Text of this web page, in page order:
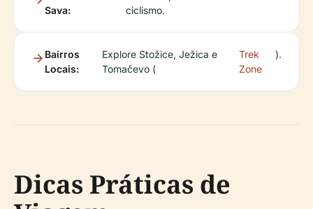
Sava:
ciclismo.
Bairros
Locais:
Explore Stožice, Ježica e
Tomačevo (
Trek
Zone
).
Dicas Práticas de